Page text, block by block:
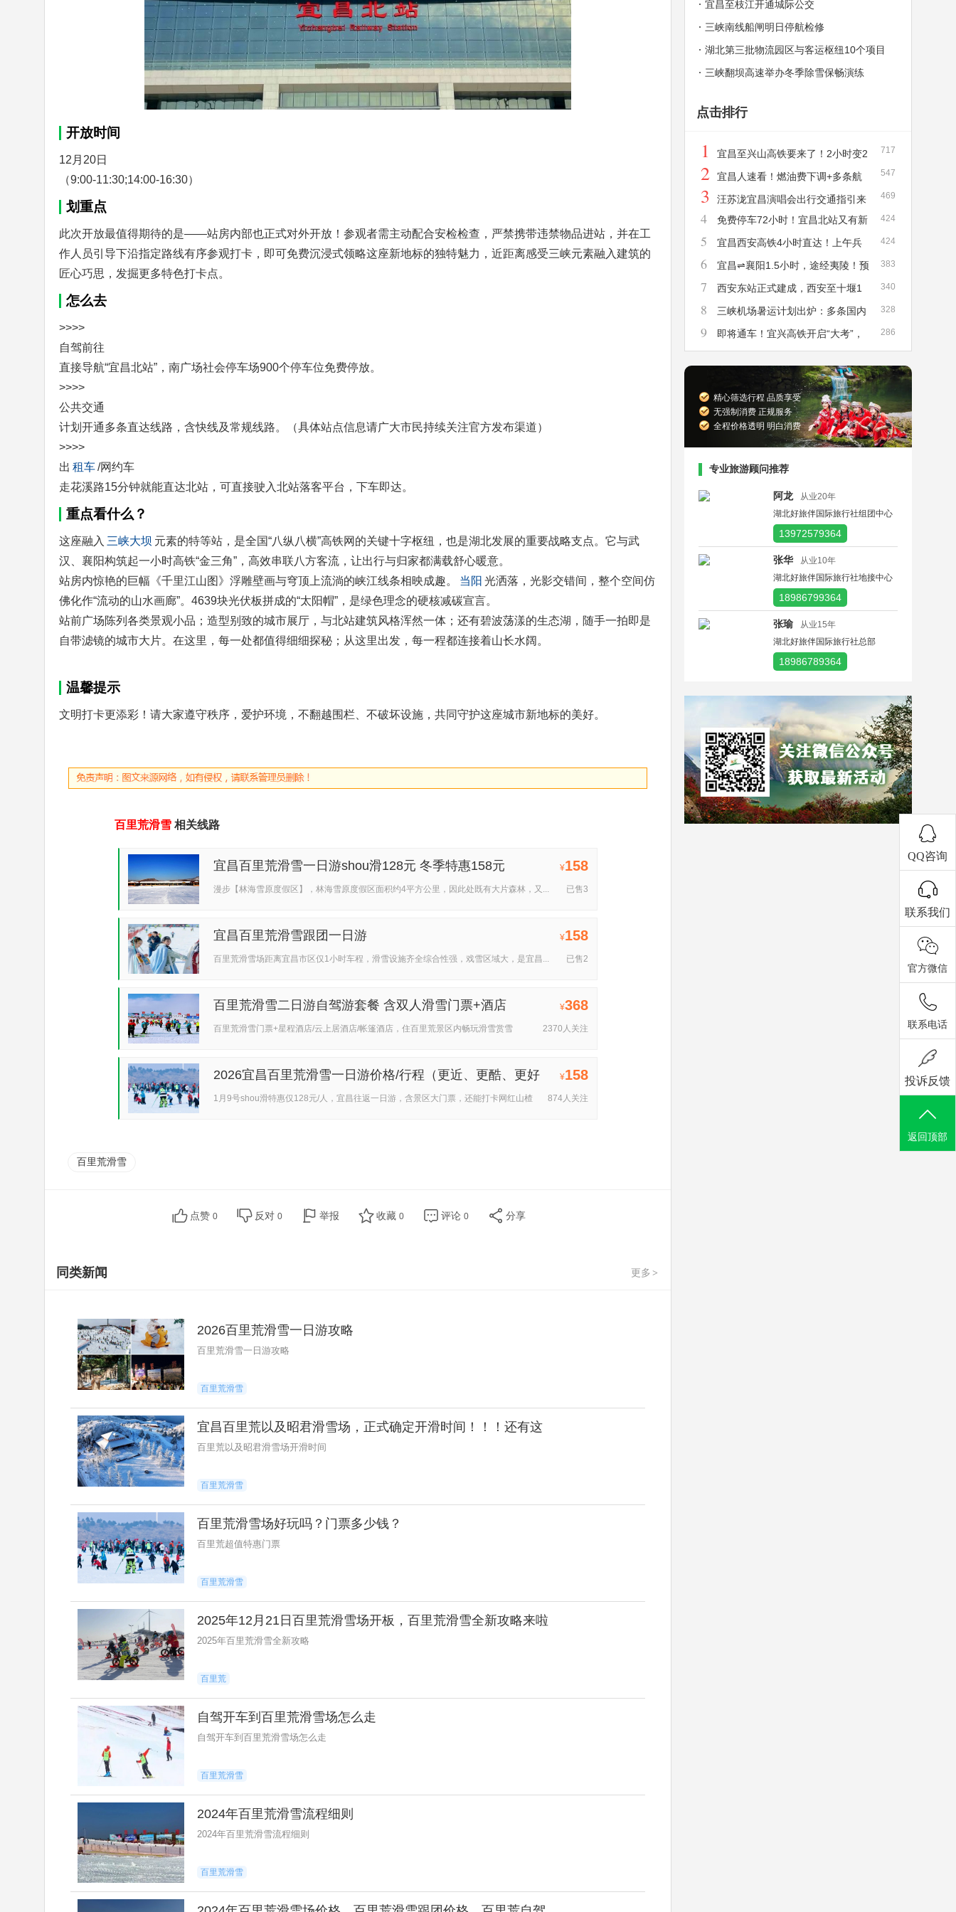
开放时间
12月20日
（9:00-11:30;14:00-16:30）
划重点
此次开放最值得期待的是——站房内部也正式对外开放！参观者需主动配合安检检查，严禁携带违禁物品进站，并在工
作人员引导下沿指定路线有序参观打卡，即可免费沉浸式领略这座新地标的独特魅力，近距离感受三峡元素融入建筑的
匠心巧思，发掘更多特色打卡点。
怎么去
>>>>
自驾前往
直接导航“宜昌北站”，南广场社会停车场900个停车位免费停放。
>>>>
公共交通
计划开通多条直达线路，含快线及常规线路。（具体站点信息请广大市民持续关注官方发布渠道）
>>>>
出 租车/网约车
走花溪路15分钟就能直达北站，可直接驶入北站落客平台，下车即达。
重点看什么？
这座融入 三峡大坝 元素的特等站，是全国“八纵八横”高铁网的关键十字枢纽，也是湖北发展的重要战略支点。它与武
汉、襄阳构筑起一小时高铁“金三角”，高效串联八方客流，让出行与归家都满载舒心暖意。
站房内惊艳的巨幅《千里江山图》浮雕壁画与穹顶上流淌的峡江线条相映成趣。
当阳 光洒落，光影交错间，整个空间仿
佛化作“流动的山水画廊”。4639块光伏板拼成的“太阳帽”，是绿色理念的硬核减碳宣言。
站前广场陈列各类景观小品；造型别致的城市展厅，与北站建筑风格浑然一体；还有碧波荡漾的生态湖，随手一拍即是
自带滤镜的城市大片。在这里，每一处都值得细细探秘；从这里出发，每一程都连接着山长水阔。
温馨提示
文明打卡更添彩！请大家遵守秩序，爱护环境，不翻越围栏、不破坏设施，共同守护这座城市新地标的美好。
百里荒滑雪 相关线路
¥158
宜昌百里荒滑雪一日游shou滑128元 冬季特惠158元
已售3
漫步【林海雪原度假区】，林海雪原度假区面积约4平方公里，因此处既有大片森林，又...
¥158
宜昌百里荒滑雪跟团一日游
已售2
百里荒滑雪场距离宜昌市区仅1小时车程，滑雪设施齐全综合性强，戏雪区域大，是宜昌...
¥368
百里荒滑雪二日游自驾游套餐 含双人滑雪门票+酒店
2370人关注
百里荒滑雪门票+星程酒店/云上居酒店/帐篷酒店，住百里荒景区内畅玩滑雪赏雪
¥158
2026宜昌百里荒滑雪一日游价格/行程（更近、更酷、更好
玩...
874人关注
1月9号shou滑特惠仅128元/人，宜昌往返一日游，含景区大门票，还能打卡网红山楂
百里荒滑雪
点赞 0 反对 0 举报 收藏 0 评论 0 分享
更多 >
同类新闻
2026百里荒滑雪一日游攻略
百里荒滑雪一日游攻略
百里荒滑雪
宜昌百里荒以及昭君滑雪场，正式确定开滑时间！！！还有这
百里荒以及昭君滑雪场开滑时间
百里荒滑雪
百里荒滑雪场好玩吗？门票多少钱？
百里荒超值特惠门票
百里荒滑雪
2025年12月21日百里荒滑雪场开板，百里荒滑雪全新攻略来啦
2025年百里荒滑雪全新攻略
百里荒
自驾开车到百里荒滑雪场怎么走
自驾开车到百里荒滑雪场怎么走
百里荒滑雪
2024年百里荒滑雪流程细则
2024年百里荒滑雪流程细则
百里荒滑雪
个半小时
宜昌至枝江开通城际公交
三峡南线船闸明日停航检修
湖北第三批物流园区与客运枢纽10个项目
本月开工
三峡翻坝高速举办冬季除雪保畅演练
点击排行
717
1
宜昌至兴山高铁要来了！2小时变2
0分钟！
547
2
宜昌人速看！燃油费下调+多条航
线低至2折，6月错峰游正当时
469
3
汪苏泷宜昌演唱会出行交通指引来
啦！！！
424
4
免费停车72小时！宜昌北站又有新
变化，这些暖心服务太方便了
424
5
宜昌西安高铁4小时直达！上午兵
马俑下午游三峡
383
6
宜昌⇌襄阳1.5小时，途经夷陵！预
计年底建成
340
7
西安东站正式建成，西安至十堰1
小时、至宜昌有望3小时直达
328
8
三峡机场暑运计划出炉：多条国内
航线加密恢复，7月上旬特惠机票公布
286
9
即将通车！宜兴高铁开启“大考”，
精心筛选行程 品质享受
无强制消费 正规服务
全程价格透明 明白消费
专业旅游顾问推荐
阿龙
从业20年
湖北好旅伴国际旅行社组团中心
13972579364
张华
从业10年
湖北好旅伴国际旅行社地接中心
18986799364
张瑜
从业15年
湖北好旅伴国际旅行社总部
18986789364
QQ咨询
联系我们
官方微信
联系电话
投诉反馈
返回顶部